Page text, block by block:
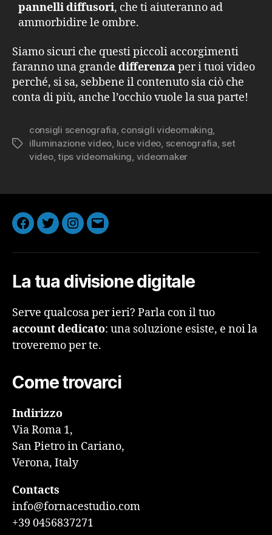
pannelli diffusori, che ti aiuteranno ad
ammorbidire le ombre.
Siamo sicuri che questi piccoli accorgimenti
faranno una grande differenzaper i tuoi video
perché, si sa, sebbene il contenuto sia ciò che
conta di più, anche l’occhio vuole la sua parte!
Tag
consigli scenografia consigli videomaking
illuminazione video luce video scenografia set
video, tips videomaking videomaker
Facebook
TwitterInstagram
Email
La tua divisione digitale
Serve qualcosa per ieri? Parla con il tuo
account dedicato: una soluzione esiste, e noi la
troveremo per te.
Come trovarci
Indirizzo
Via Roma 1,
San Pietro in Cariano,
Verona, Italy
Contacts
info@fornacestudio.com
+39 0456837271